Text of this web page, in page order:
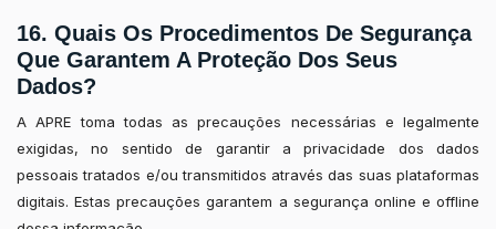
16. Quais Os Procedimentos De Segurança
Que Garantem A Proteção Dos Seus
Dados?
A APRE toma todas as precauções necessárias e legalmente
exigidas, no sentido de garantir a privacidade dos dados
pessoais tratados e/ou transmitidos através das suas plataformas
digitais. Estas precauções garantem a segurança online e offline